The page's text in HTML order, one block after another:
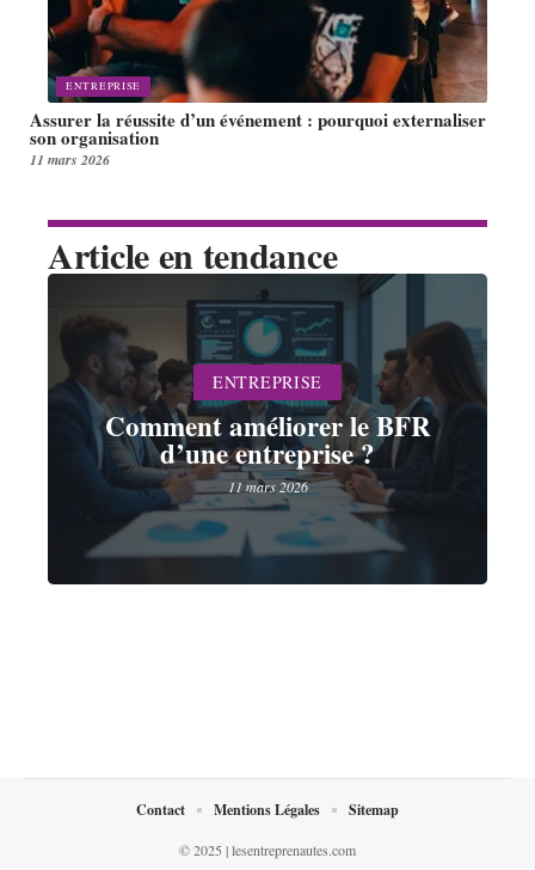
ENTREPRISE
Assurer la réussite d’un événement : pourquoi externaliser
son organisation
11 mars 2026
Article en tendance
ENTREPRISE
Comment améliorer le BFR
d’une entreprise ?
11 mars 2026
© 2025 | lesentreprenautes.com
Contact Mentions Légales Sitemap